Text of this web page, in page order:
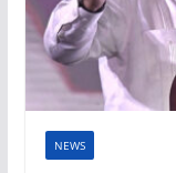
NEWS